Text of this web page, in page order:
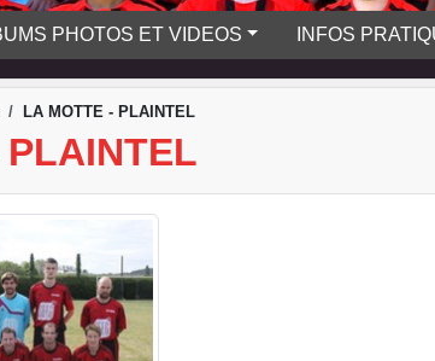
PHOTOS ET VIDEOS INFOS
LA MOTTE - PLAINTEL